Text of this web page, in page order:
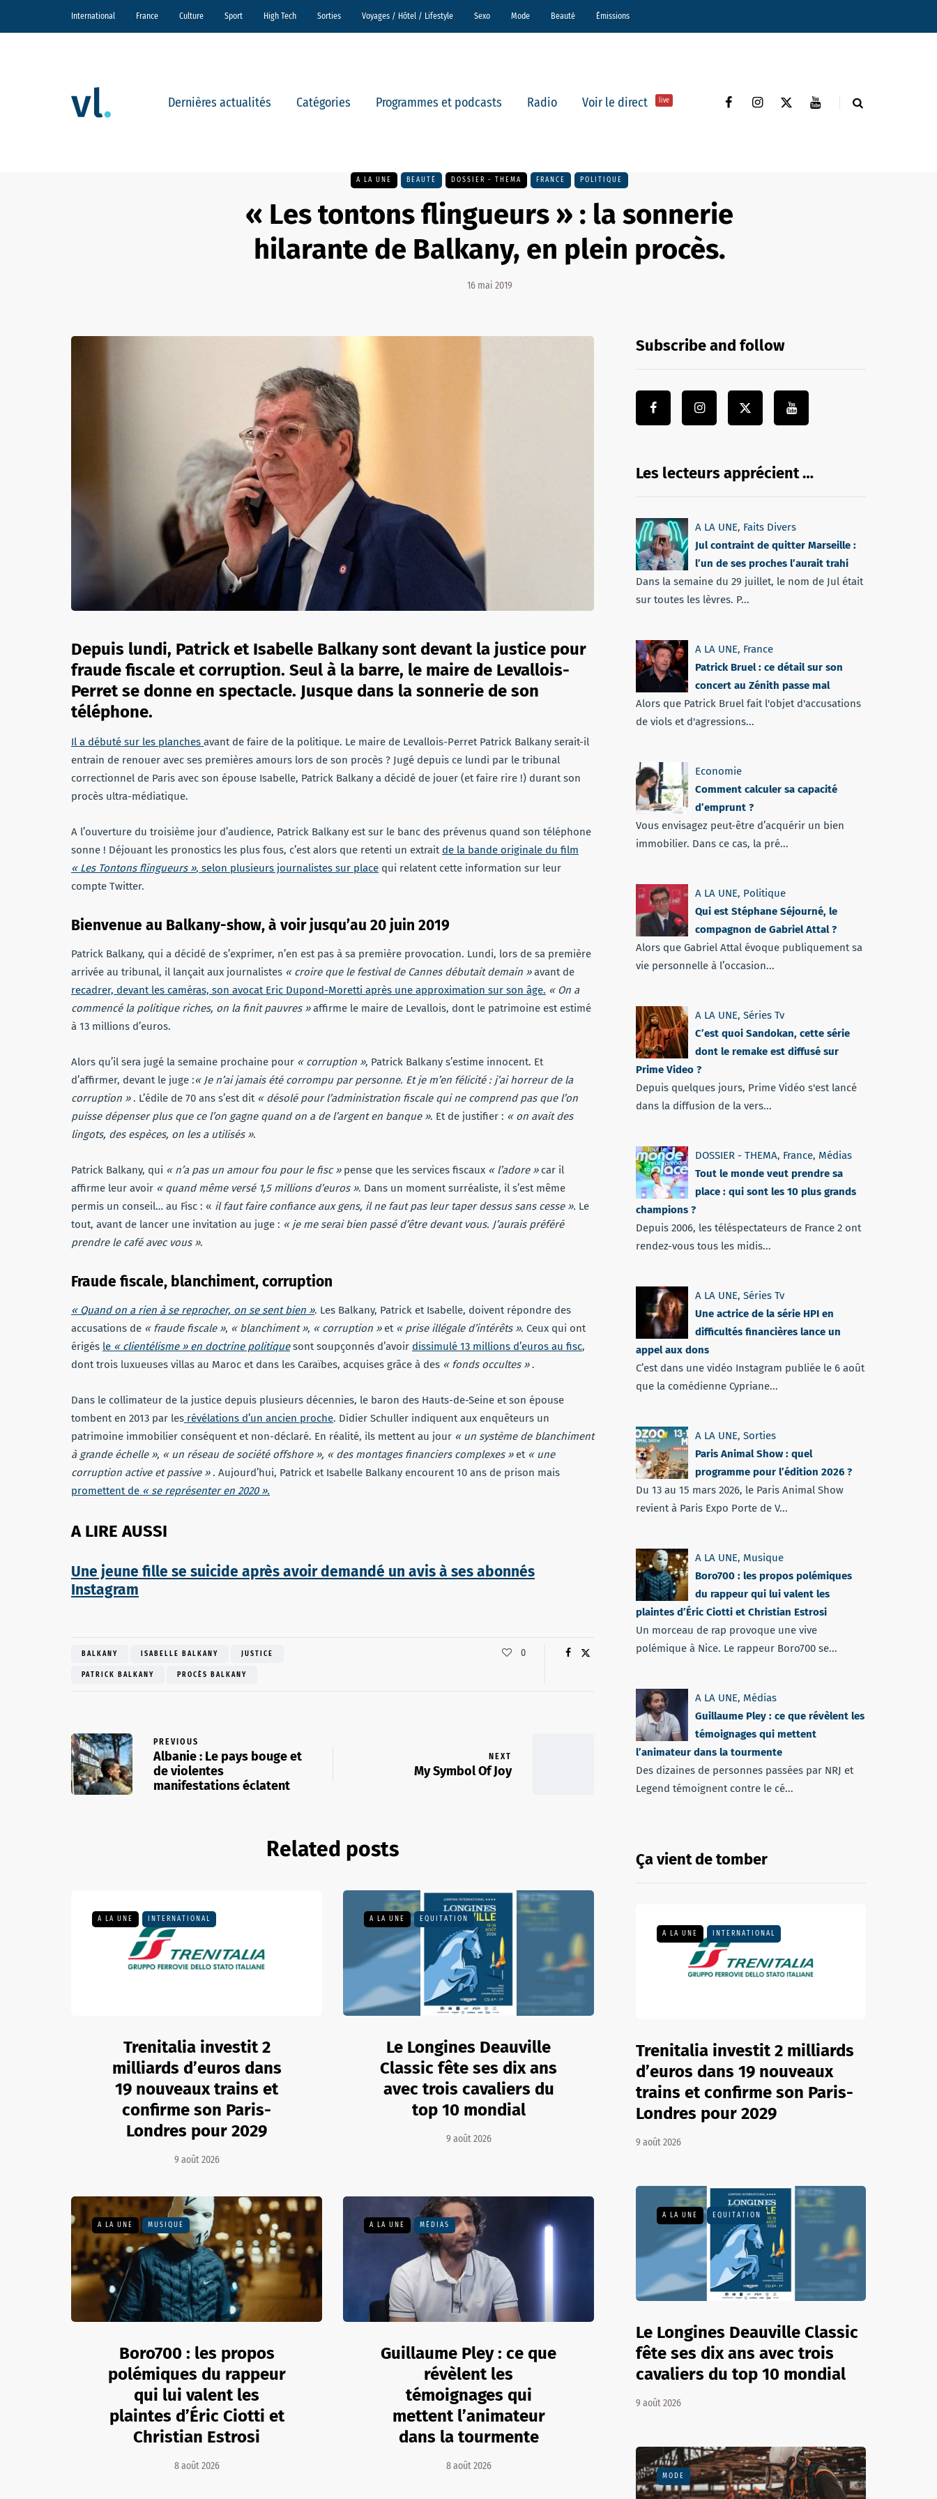
International France Culture Sport High Tech Sorties Voyages / Hôtel / Lifestyle Sexo Mode Beauté Émissions
Dernières actualités Catégories Programmes et podcasts Radio Voir le direct live
A LA UNE BEAUTÉ DOSSIER - THEMA FRANCE POLITIQUE
« Les tontons flingueurs » : la sonnerie
hilarante de Balkany, en plein procès.
16 mai 2019
Depuis lundi, Patrick et Isabelle Balkany sont devant la justice pour
fraude fiscale et corruption. Seul à la barre, le maire de Levallois-
Perret se donne en spectacle. Jusque dans la sonnerie de son
téléphone.
Il a débuté sur les planches avant de faire de la politique. Le maire de Levallois-Perret Patrick Balkany serait-il
entrain de renouer avec ses premières amours lors de son procès ? Jugé depuis ce lundi par le tribunal
correctionnel de Paris avec son épouse Isabelle, Patrick Balkany a décidé de jouer (et faire rire !) durant son
procès ultra-médiatique.
A l’ouverture du troisième jour d’audience, Patrick Balkany est sur le banc des prévenus quand son téléphone
sonne ! Déjouant les pronostics les plus fous, c’est alors que retenti un extrait de la bande originale du film
« Les Tontons flingueurs », selon plusieurs journalistes sur place qui relatent cette information sur leur
compte Twitter.
Bienvenue au Balkany-show, à voir jusqu’au 20 juin 2019
Patrick Balkany, qui a décidé de s’exprimer, n’en est pas à sa première provocation. Lundi, lors de sa première
arrivée au tribunal, il lançait aux journalistes « croire que le festival de Cannes débutait demain »avant de
recadrer, devant les caméras, son avocat Eric Dupond-Moretti après une approximation sur son âge. « On a
commencé la politique riches, on la finit pauvres »affirme le maire de Levallois, dont le patrimoine est estimé
à 13 millions d’euros.
Alors qu’il sera jugé la semaine prochaine pour « corruption », Patrick Balkany s’estime innocent. Et
d’affirmer, devant le juge :« Je n’ai jamais été corrompu par personne. Et je m’en félicité : j’ai horreur de la
corruption ». L’édile de 70 ans s’est dit « désolé pour l’administration fiscale qui ne comprend pas que l’on
puisse dépenser plus que ce l’on gagne quand on a de l’argent en banque ». Et de justifier : « on avait des
lingots, des espèces, on les a utilisés ».
Patrick Balkany, qui « n’a pas un amour fou pour le fisc »pense que les services fiscaux « l’adore »car il
affirme leur avoir « quand même versé 1,5 millions d’euros ». Dans un moment surréaliste, il s’est même
permis un conseil… au Fisc : « il faut faire confiance aux gens, il ne faut pas leur taper dessus sans cesse ». Le
tout, avant de lancer une invitation au juge : « je me serai bien passé d’être devant vous. J’aurais préféré
prendre le café avec vous ».
Fraude fiscale, blanchiment, corruption
« Quand on a rien à se reprocher, on se sent bien ». Les Balkany, Patrick et Isabelle, doivent répondre des
accusations de « fraude fiscale », « blanchiment », « corruption »et « prise illégale d’intérêts ». Ceux qui ont
érigés le « clientélisme » en doctrine politiquesont soupçonnés d’avoir dissimulé 13 millions d’euros au fisc,
dont trois luxueuses villas au Maroc et dans les Caraïbes, acquises grâce à des « fonds occultes ».
Dans le collimateur de la justice depuis plusieurs décennies, le baron des Hauts-de-Seine et son épouse
tombent en 2013 par les révélations d’un ancien proche. Didier Schuller indiquent aux enquêteurs un
patrimoine immobilier conséquent et non-déclaré. En réalité, ils mettent au jour « un système de blanchiment
à grande échelle », « un réseau de société offshore », « des montages financiers complexes » et « une
corruption active et passive ». Aujourd’hui, Patrick et Isabelle Balkany encourent 10 ans de prison mais
promettent de « se représenter en 2020 ».
A LIRE AUSSI
Une jeune fille se suicide après avoir demandé un avis à ses abonnés
Instagram
BALKANY ISABELLE BALKANY JUSTICE
PATRICK BALKANY PROCÈS BALKANY
0
PREVIOUS
Albanie : Le pays bouge et
de violentes
manifestations éclatent
NEXT
My Symbol Of Joy
Related posts
A LA UNE INTERNATIONAL
Trenitalia investit 2
milliards d’euros dans
19 nouveaux trains et
confirme son Paris-
Londres pour 2029
9 août 2026
A LA UNE EQUITATION
Le Longines Deauville
Classic fête ses dix ans
avec trois cavaliers du
top 10 mondial
9 août 2026
A LA UNE MUSIQUE
Boro700 : les propos
polémiques du rappeur
qui lui valent les
plaintes d’Éric Ciotti et
Christian Estrosi
8 août 2026
A LA UNE MÉDIAS
Guillaume Pley : ce que
révèlent les
témoignages qui
mettent l’animateur
dans la tourmente
8 août 2026
Subscribe and follow
Les lecteurs apprécient …
A LA UNE, Faits Divers
Jul contraint de quitter Marseille :
l’un de ses proches l’aurait trahi
Dans la semaine du 29 juillet, le nom de Jul était
sur toutes les lèvres. P...
A LA UNE, France
Patrick Bruel : ce détail sur son
concert au Zénith passe mal
Alors que Patrick Bruel fait l'objet d'accusations
de viols et d'agressions...
Economie
Comment calculer sa capacité
d’emprunt ?
Vous envisagez peut-être d’acquérir un bien
immobilier. Dans ce cas, la pré...
A LA UNE, Politique
Qui est Stéphane Séjourné, le
compagnon de Gabriel Attal ?
Alors que Gabriel Attal évoque publiquement sa
vie personnelle à l’occasion...
A LA UNE, Séries Tv
C’est quoi Sandokan, cette série
dont le remake est diffusé sur
Prime Video ?
Depuis quelques jours, Prime Vidéo s'est lancé
dans la diffusion de la vers...
DOSSIER - THEMA, France, Médias
Tout le monde veut prendre sa
place : qui sont les 10 plus grands
champions ?
Depuis 2006, les téléspectateurs de France 2 ont
rendez-vous tous les midis...
A LA UNE, Séries Tv
Une actrice de la série HPI en
difficultés financières lance un
appel aux dons
C’est dans une vidéo Instagram publiée le 6 août
que la comédienne Cypriane...
A LA UNE, Sorties
Paris Animal Show : quel
programme pour l’édition 2026 ?
Du 13 au 15 mars 2026, le Paris Animal Show
revient à Paris Expo Porte de V...
A LA UNE, Musique
Boro700 : les propos polémiques
du rappeur qui lui valent les
plaintes d’Éric Ciotti et Christian Estrosi
Un morceau de rap provoque une vive
polémique à Nice. Le rappeur Boro700 se...
A LA UNE, Médias
Guillaume Pley : ce que révèlent les
témoignages qui mettent
l’animateur dans la tourmente
Des dizaines de personnes passées par NRJ et
Legend témoignent contre le cé...
Ça vient de tomber
A LA UNE INTERNATIONAL
Trenitalia investit 2 milliards
d’euros dans 19 nouveaux
trains et confirme son Paris-
Londres pour 2029
9 août 2026
A LA UNE EQUITATION
Le Longines Deauville Classic
fête ses dix ans avec trois
cavaliers du top 10 mondial
9 août 2026
MODE